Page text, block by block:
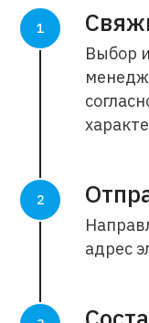
Выбор
адрес